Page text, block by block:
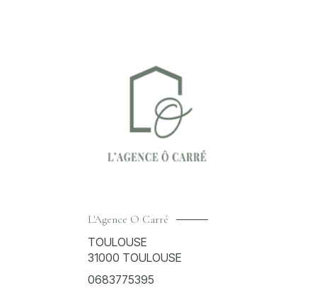
L'Agence O Carré
TOULOUSE
31000 TOULOUSE
0683775395